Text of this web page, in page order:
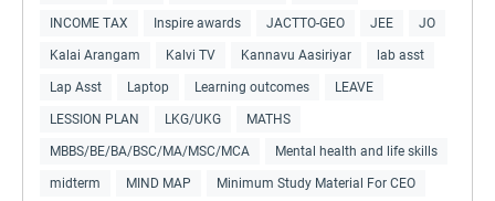
INCOME TAX Inspire awards JACTTO-GEO JEE JO
Kalai Arangam Kalvi TV Kannavu Aasiriyar lab asst
Lap Asst Laptop Learning outcomes LEAVE
LESSION PLAN LKG/UKG MATHS
MBBS/BE/BA/BSC/MA/MSC/MCA Mental health and life skills
midterm MIND MAP Minimum Study Material For CEO